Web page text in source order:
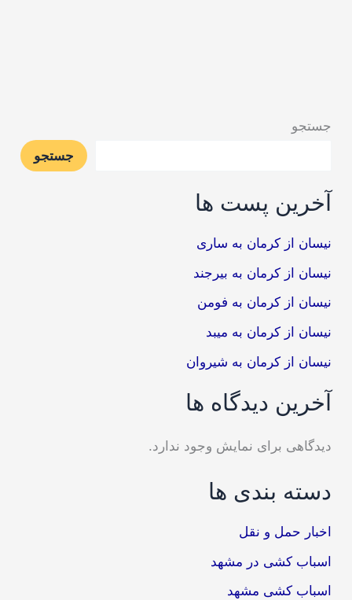
جستجو
جستجو
آخرین پست ها
نیسان از کرمان به ساری
نیسان از کرمان به بیرجند
نیسان از کرمان به فومن
نیسان از کرمان به میبد
نیسان از کرمان به شیروان
آخرین دیدگاه ها
دیدگاهی برای نمایش وجود ندارد.
دسته بندی ها
اخبار حمل و نقل
اسباب کشی در مشهد
اسباب کشی مشهد